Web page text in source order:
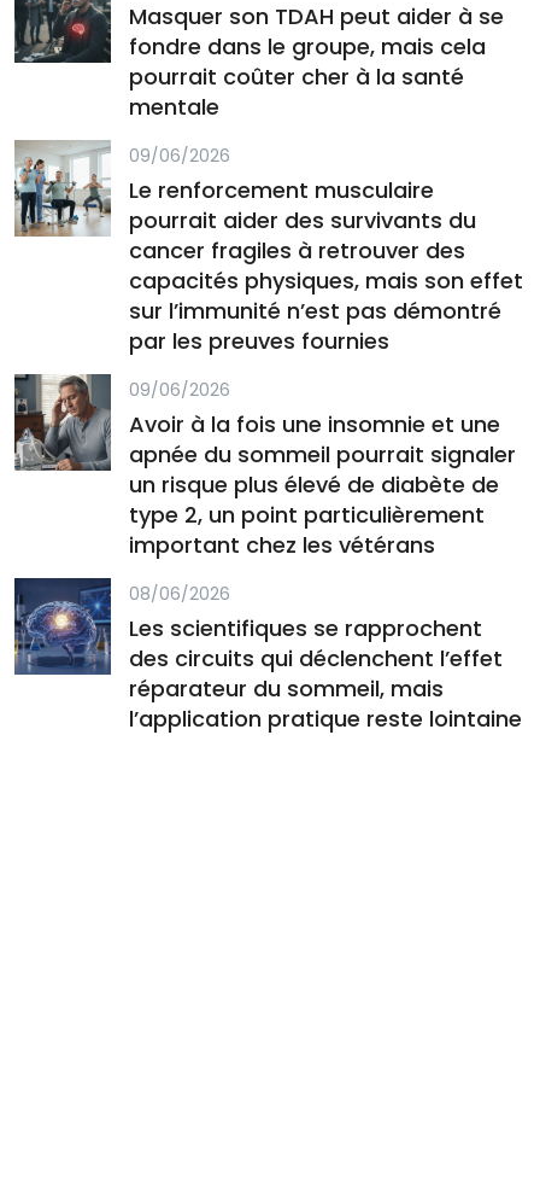
Masquer son TDAH peut aider à se
fondre dans le groupe, mais cela
pourrait coûter cher à la santé
mentale
09/06/2026
Le renforcement musculaire
pourrait aider des survivants du
cancer fragiles à retrouver des
capacités physiques, mais son effet
sur l’immunité n’est pas démontré
par les preuves fournies
09/06/2026
Avoir à la fois une insomnie et une
apnée du sommeil pourrait signaler
un risque plus élevé de diabète de
type 2, un point particulièrement
important chez les vétérans
08/06/2026
Les scientifiques se rapprochent
des circuits qui déclenchent l’effet
réparateur du sommeil, mais
l’application pratique reste lointaine